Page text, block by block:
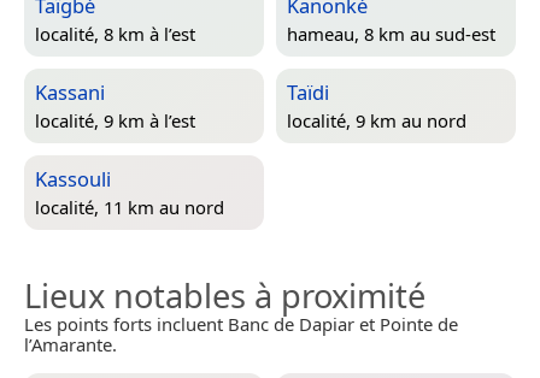
localité, 8 km à l’est hameau, 8 km au sud-est
Kassani
localité, 9 km à l’est
Taïdi
localité, 9 km au nord
Kassouli
localité, 11 km au nord
Lieux notables à proximité
Les points forts incluent Banc de Dapiar et Pointe de
l’Amarante.